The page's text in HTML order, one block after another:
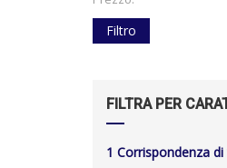
Filtro
FILTRA PER
1 Corrispondenza di